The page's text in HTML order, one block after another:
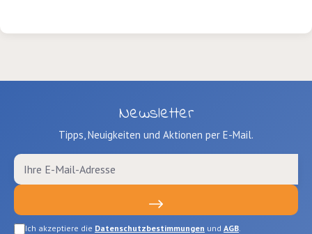
Newsletter
Tipps, Neuigkeiten und Aktionen per E-Mail.
Ich akzeptiere die Datenschutzbestimmungen und AGB.